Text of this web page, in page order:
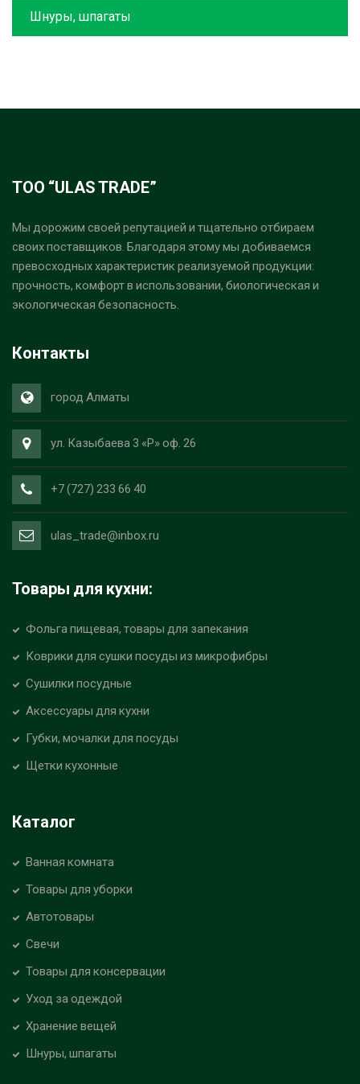
Шнуры, шпагаты
ТОО “ULAS TRADE”
Мы дорожим своей репутацией и тщательно отбираем
своих поставщиков. Благодаря этому мы добиваемся
превосходных характеристик реализуемой продукции:
прочность, комфорт в использовании, биологическая и
экологическая безопасность.
Контакты
город Алматы
ул. Казыбаева 3 «Р» оф. 26
+7 (727) 233 66 40
ulas_trade@inbox.ru
Товары для кухни:
Фольга пищевая, товары для запекания
Коврики для сушки посуды из микрофибры
Сушилки посудные
Аксессуары для кухни
Губки, мочалки для посуды
Щетки кухонные
Каталог
Ванная комната
Товары для уборки
Автотовары
Свечи
Товары для консервации
Уход за одеждой
Хранение вещей
Шнуры, шпагаты